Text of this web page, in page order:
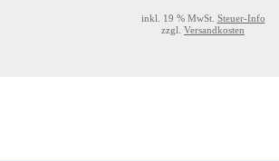
inkl. 19 % MwSt. Steuer-Info
zzgl. Versandkosten